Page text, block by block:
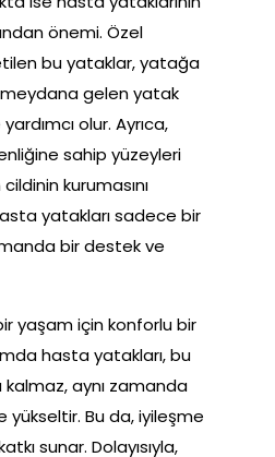
önemi. Özel
bu yataklar, yatağa
gelen yatak
olur. Ayrıca,
sahip yüzeyleri
kurumasını
yatakları sadece bir
bir destek ve
yaşam için konforlu bir
hasta yatakları, bu
aynı zamanda
yükseltir. Bu da, iyileşme
sunar. Dolayısıyla,